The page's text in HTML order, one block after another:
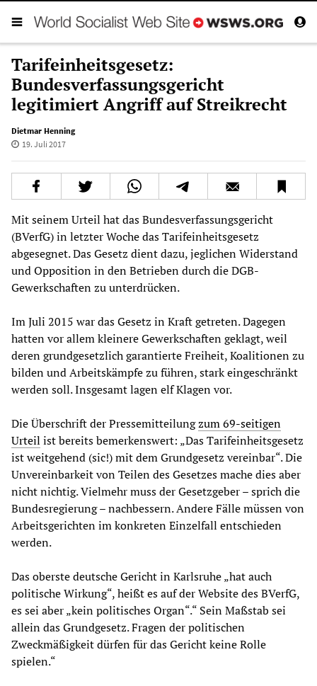
Tarifeinheitsgesetz:
Bundesverfassungsgericht
legitimiert Angriff auf Streikrecht
Dietmar Henning
19. Juli 2017
Mit seinem Urteil hat das Bundesverfassungsgericht
(BVerfG) in letzter Woche das Tarifeinheitsgesetz
abgesegnet. Das Gesetz dient dazu, jeglichen Widerstand
und Opposition in den Betrieben durch die DGB-
Gewerkschaften zu unterdrücken.
Im Juli 2015 war das Gesetz in Kraft getreten. Dagegen
hatten vor allem kleinere Gewerkschaften geklagt, weil
deren grundgesetzlich garantierte Freiheit, Koalitionen zu
bilden und Arbeitskämpfe zu führen, stark eingeschränkt
werden soll. Insgesamt lagen elf Klagen vor.
Die Überschrift der Pressemitteilungzum 69-seitigen
Urteil ist bereits bemerkenswert: „Das Tarifeinheitsgesetz
ist weitgehend (sic!) mit dem Grundgesetz vereinbar“. Die
Unvereinbarkeit von Teilen des Gesetzes mache dies aber
nicht nichtig. Vielmehr muss der Gesetzgeber – sprich die
Bundesregierung – nachbessern. Andere Fälle müssen von
Arbeitsgerichten im konkreten Einzelfall entschieden
werden.
Das oberste deutsche Gericht in Karlsruhe „hat auch
politische Wirkung“, heißt es auf der Website des BVerfG,
es sei aber „kein politisches Organ“.“ Sein Maßstab sei
allein das Grundgesetz. Fragen der politischen
Zweckmäßigkeit dürfen für das Gericht keine Rolle
spielen.“